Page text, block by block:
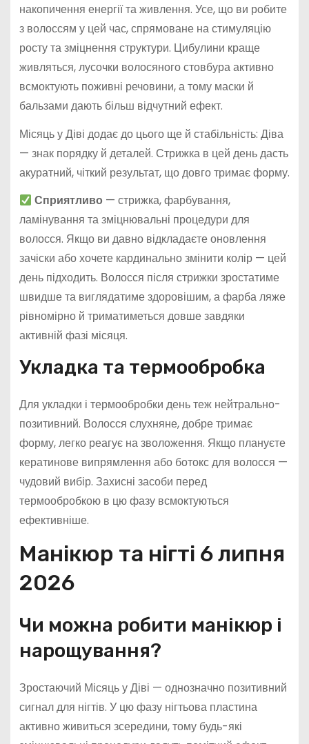
накопичення енергії та живлення. Усе, що ви робите
з волоссям у цей час, спрямоване на стимуляцію
росту та зміцнення структури. Цибулини краще
живляться, лусочки волосяного стовбура активно
всмоктують поживні речовини, а тому маски й
бальзами дають більш відчутний ефект.
Місяць у Діві додає до цього ще й стабільність: Діва
— знак порядку й деталей. Стрижка в цей день дасть
акуратний, чіткий результат, що довго тримає форму.
Сприятливо — стрижка, фарбування,
ламінування та зміцнювальні процедури для
волосся. Якщо ви давно відкладаєте оновлення
зачіски або хочете кардинально змінити колір — цей
день підходить. Волосся після стрижки зростатиме
швидше та виглядатиме здоровішим, а фарба ляже
рівномірно й триматиметься довше завдяки
активній фазі місяця.
Укладка та термообробка
Для укладки і термообробки день теж нейтрально-
позитивний. Волосся слухняне, добре тримає
форму, легко реагує на зволоження. Якщо плануєте
кератинове випрямлення або ботокс для волосся —
чудовий вибір. Захисні засоби перед
термообробкою в цю фазу всмоктуються
ефективніше.
Манікюр та нігті 6 липня
2026
Чи можна робити манікюр і
нарощування?
Зростаючий Місяць у Діві — однозначно позитивний
сигнал для нігтів. У цю фазу нігтьова пластина
активно живиться зсередини, тому будь-які